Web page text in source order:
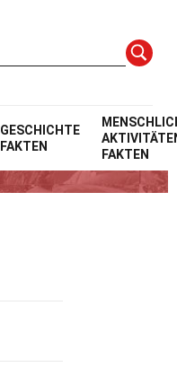
GESCHICHTE
FAKTEN
FAKTEN